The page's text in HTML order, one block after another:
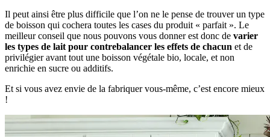
Il peut ainsi être plus difficile que l’on ne le pense de trouver un type
de boisson qui cochera toutes les cases du produit « parfait ». Le
meilleur conseil que nous pouvons vous donner est donc de varier
les types de lait pour contrebalancer les effets de chacun et de
privilégier avant tout une boisson végétale bio, locale, et non
enrichie en sucre ou additifs.
Et si vous avez envie de la fabriquer vous-même, c’est encore mieux
!